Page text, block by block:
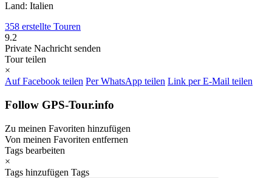
Land: Italien
358 erstellte Touren
9.2
Private Nachricht senden
Tour teilen
×
Auf Facebook teilen Per WhatsApp teilen Link per E-Mail teilen
Follow GPS-Tour.info
Zu meinen Favoriten hinzufügen
Von meinen Favoriten entfernen
Tags bearbeiten
×
Tags hinzufügen Tags